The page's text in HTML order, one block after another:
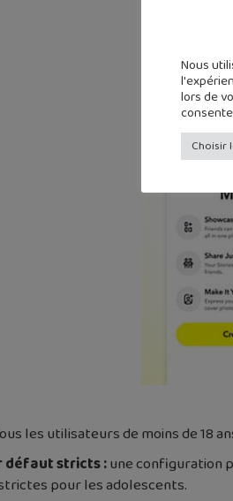
les utilisateurs de moins de
défaut stricts :une configuration
pour les adolescents.
Nous
lors de
Choisir